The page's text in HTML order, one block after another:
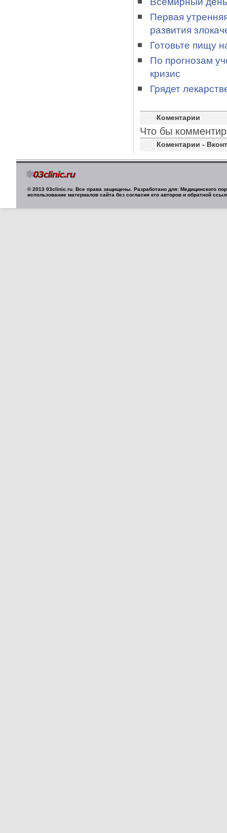
Первая
развития
Готовьте пищу
По прогнозам
кризис
Грядет
Коментарии
Что бы
Коментарии -
© 2013 03clinic.ru. Все права защищены. Разработано для: Медицинского
использование материалов сайта без согласия его авторов и обратной